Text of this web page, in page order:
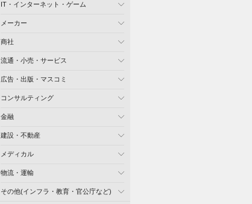
IT・インターネット・ゲーム
メーカー
商社
流通・小売・サービス
広告・出版・マスコミ
コンサルティング
金融
建設・不動産
メディカル
物流・運輸
その他(インフラ・教育・官公庁など)